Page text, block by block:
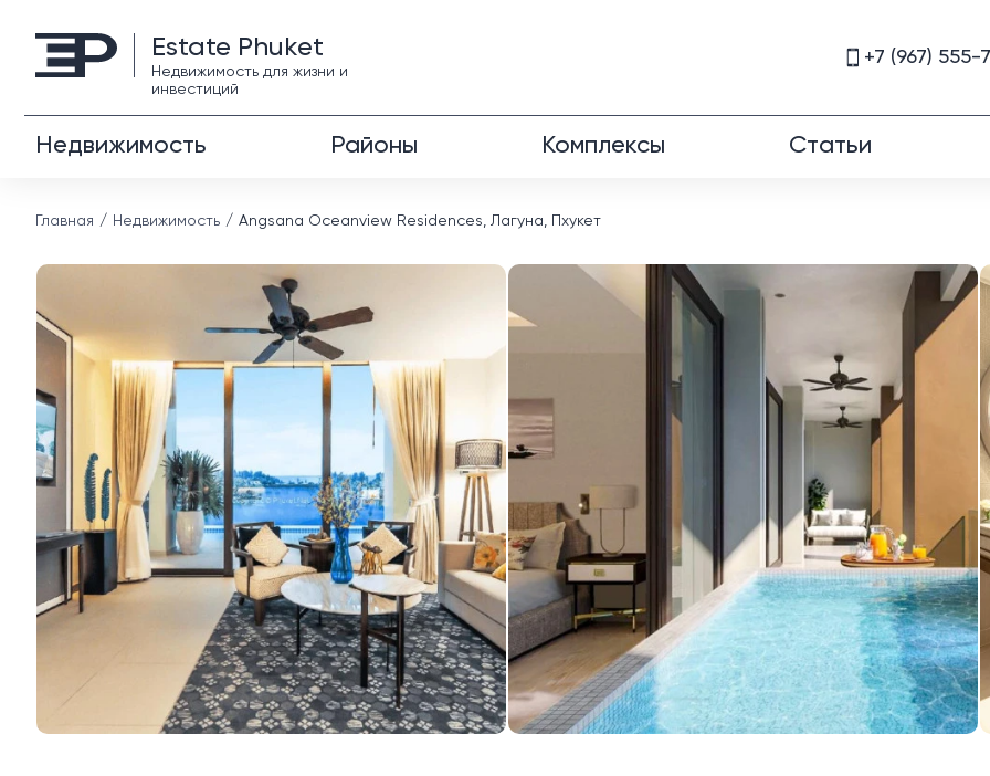
Estate Phuket
Недвижимость для жизни и
инвестиций
+7 (967) 555-
Недвижимость Районы Комплексы Статьи
Главная Недвижимость Angsana Oceanview Residences, Лагуна, Пхукет